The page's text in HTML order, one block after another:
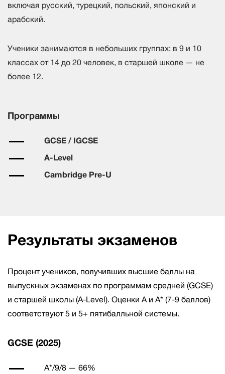
включая русский, турецкий, польский, японский и
арабский.
Ученики занимаются в небольших группах: в 9 и 10
классах от 14 до 20 человек, в старшей школе — не
более 12.
Программы
GCSE / IGCSE
A-Level
Cambridge Pre-U
Результаты экзаменов
Процент учеников, получивших высшие баллы на
выпускных экзаменах по программам средней (GCSE)
и старшей школы (A-Level). Оценки А и A* (7-9 баллов)
соответствуют 5 и 5+ пятибалльной системы.
GCSE (2025)
A*/9/8 — 66%